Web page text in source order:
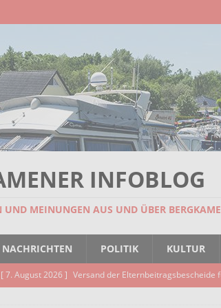
INFOBLOG
MEINUNGEN AUS UND ÜBER
NACHRICHTEN POLITIK KULTUR
[ 7. August 2026 ] Versand der Elternbeitragsbescheide